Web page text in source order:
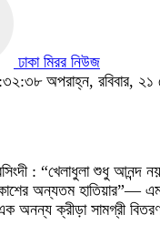
ঢাকা মিরর নিউজ
অপরাহ্ন, রবিবার, ২১
: “খেলাধুলা শুধু আনন্দ
অন্যতম হাতিয়ার”— এমন
অনন্য ক্রীড়া সামগ্রী